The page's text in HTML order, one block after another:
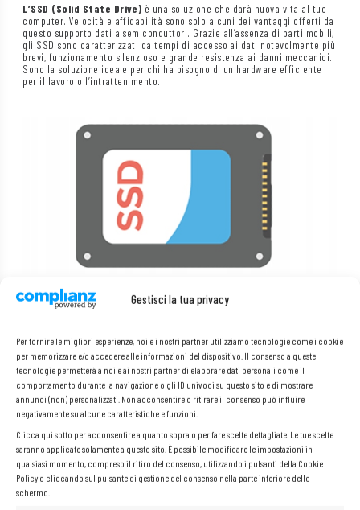
Gestisci la tua privacy
Per fornire le migliori esperienze, noi e i nostri partner utilizziamo tecnologie come i cookie
per memorizzare e/o accedere alle informazioni del dispositivo. Il consenso a queste
tecnologie permetterà a noi e ai nostri partner di elaborare dati personali come il
comportamento durante la navigazione o gli ID univoci su questo sito e di mostrare
annunci (non) personalizzati. Non acconsentire o ritirare il consenso può influire
negativamente su alcune caratteristiche e funzioni.
Clicca qui sotto per acconsentire a quanto sopra o per fare scelte dettagliate. Le tue scelte
saranno applicate solamente a questo sito. È possibile modificare le impostazioni in
qualsiasi momento, compreso il ritiro del consenso, utilizzando i pulsanti della Cookie
Policy o cliccando sul pulsante di gestione del consenso nella parte inferiore dello
schermo.
L’SSD (Solid State Drive) è una soluzione che darà nuova vita al tuo
computer. Velocità e affidabilità sono solo alcuni dei vantaggi offerti da
questo supporto dati a semiconduttori. Grazie all’assenza di parti mobili,
gli SSD sono caratterizzati da tempi di accesso ai dati notevolmente più
brevi, funzionamento silenzioso e grande resistenza ai danni meccanici.
Sono la soluzione ideale per chi ha bisogno di un hardware efficiente
per il lavoro o l’intrattenimento.
Processore Intel® Core™ i5-9500T
soddisfano le esigenze degli utenti in termini di potenza e velocità.
Garantiscono un’apertura rapida di file e programmi e un passaggio
immediato e senza problemi tra applicazioni e pagine web. Offrono
straordinarie possibilità di intrattenimento e una riproduzione fluida di
film in alta definizione.